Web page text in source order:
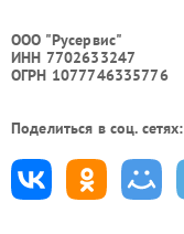
ООО "Русервис"
ИНН 7702633247
ОГРН 1077746335776
Поделиться в соц. сетях: